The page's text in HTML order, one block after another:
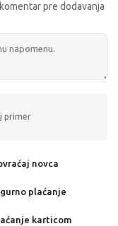
pre dodavanja
primer
novca
plaćanje
karticom